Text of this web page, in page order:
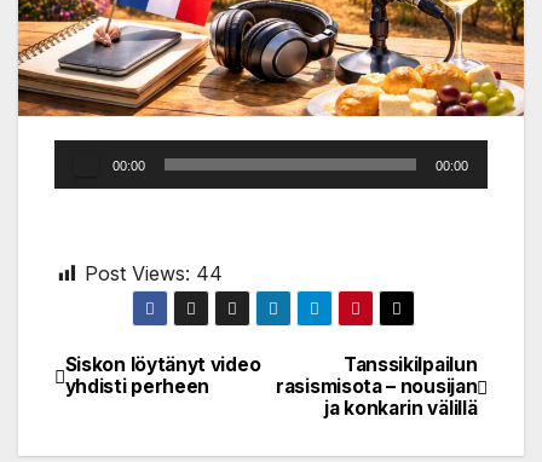
Player
00:00 00:00
Post Views: 44
Post
Tanssikilpailun
rasismisota – nousijan
ja konkarin välillä
Siskon löytänyt video
yhdisti perheen